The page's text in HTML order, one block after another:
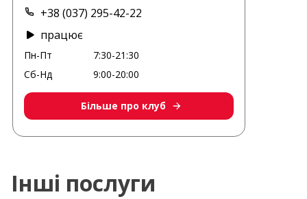
+38 (037) 295-42-22
працює
Пн-Пт
7:30-21:30
Сб-Нд
9:00-20:00
Більше про клуб
Інші послуги